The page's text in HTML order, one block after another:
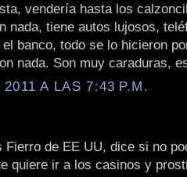
vendería hasta los
nada, tiene autos lujosos,
banco, todo se lo hicieron
nada. Son muy caraduras,
A LAS 7:43 P.M.
Fierro de EE UU, dice si no
quiere ir a los casinos y